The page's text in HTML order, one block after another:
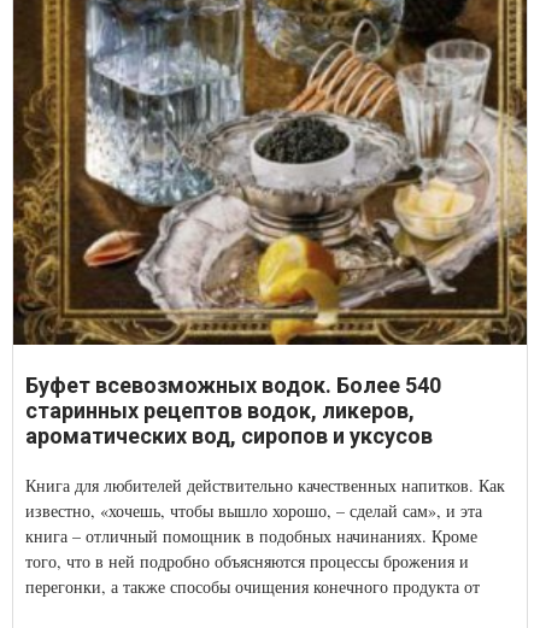
Буфет всевозможных водок. Более 540
старинных рецептов водок, ликеров,
ароматических вод, сиропов и уксусов
Книга для любителей действительно качественных напитков. Как
известно, «хочешь, чтобы вышло хорошо, – сделай сам», и эта
книга – отличный помощник в подобных начинаниях. Кроме
того, что в ней подробно объясняются процессы брожения и
перегонки, а также способы очищения конечного продукта от